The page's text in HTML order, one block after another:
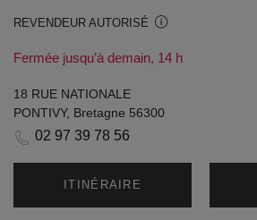
REVENDEUR AUTORISÉ
Fermée jusqu’à demain, 14 h
18 RUE NATIONALE
PONTIVY, Bretagne 56300
02 97 39 78 56
ITINÉRAIRE